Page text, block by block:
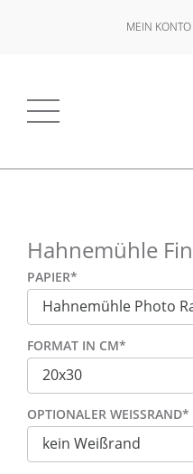
MEIN KONTO
Hahnemühle
PAPIER*
FORMAT IN CM*
OPTIONALER WEISSRAND *